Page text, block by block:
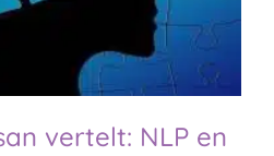
vertelt: NLP en